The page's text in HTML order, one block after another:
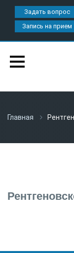
Задать вопрос
Запись на прием
Главная